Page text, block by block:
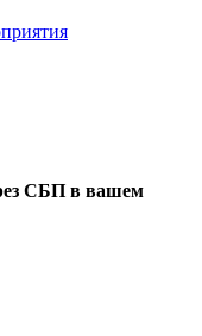
СБП в вашем